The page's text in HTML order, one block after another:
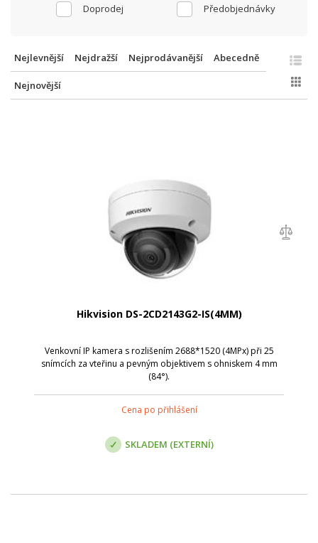
Doprodej
Předobjednávky
Nejlevnější Nejdražší Nejprodávanější Abecedně
Nejnovější
Hikvision DS-2CD2143G2-IS(4MM)
Venkovní IP kamera s rozlišením 2688*1520 (4MPx) při 25
snímcích za vteřinu a pevným objektivem s ohniskem 4 mm
(84°).
Cena po přihlášení
SKLADEM (EXTERNÍ)